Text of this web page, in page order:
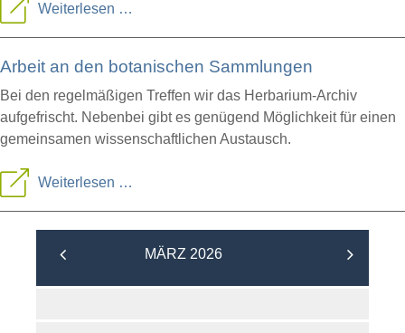
Weiterlesen …
Farblabor
&
Ostermalwerkstatt
Arbeit an den botanischen Sammlungen
Bei den regelmäßigen Treffen wir das Herbarium-Archiv
aufgefrischt. Nebenbei gibt es genügend Möglichkeit für einen
gemeinsamen wissenschaftlichen Austausch.
Weiterlesen …
an
MÄRZ 2026